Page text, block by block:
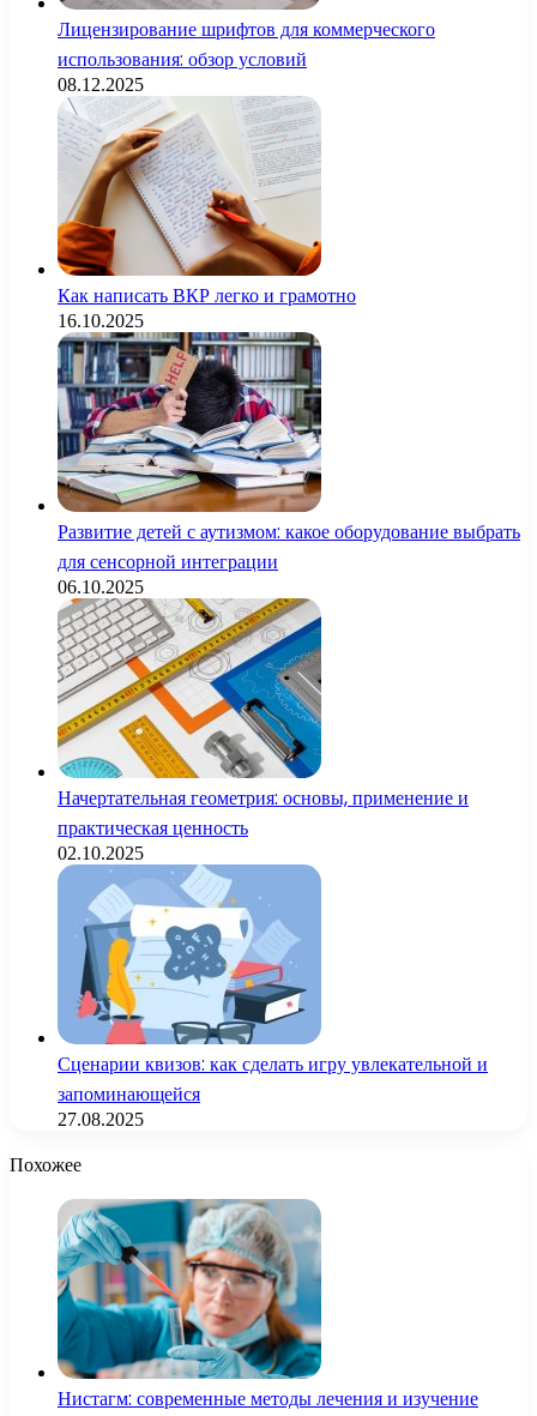
Лицензирование шрифтов для коммерческого
использования: обзор условий
08.12.2025
Как написать ВКР легко и грамотно
16.10.2025
Развитие детей с аутизмом: какое оборудование выбрать
для сенсорной интеграции
06.10.2025
Начертательная геометрия: основы, применение и
практическая ценность
02.10.2025
Сценарии квизов: как сделать игру увлекательной и
запоминающейся
27.08.2025
Похожее
Нистагм: современные методы лечения и изучение